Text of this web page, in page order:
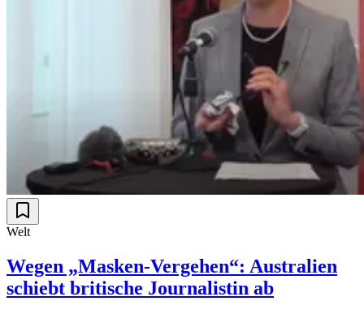
Welt
Wegen „Masken-Vergehen“: Australien
schiebt britische Journalistin ab